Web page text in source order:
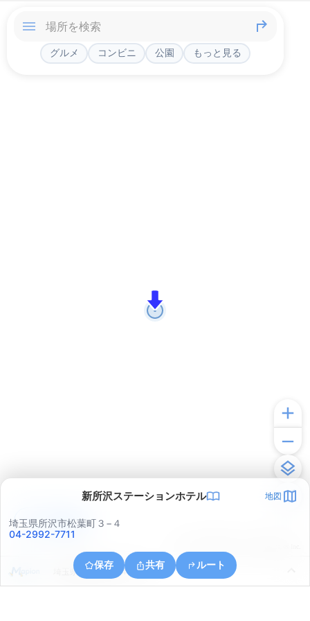
グルメ コンビニ 公園 もっと見る
新所沢ステーションホテル 地図
埼玉県所沢市松葉町３−４
04-2992-7711
保存 共有 ルート
埼玉県所沢市並木４丁目
アプリで見る